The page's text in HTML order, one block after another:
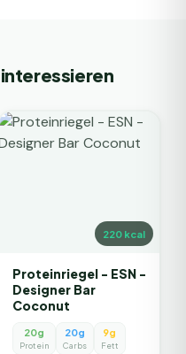
220kcal
Proteinriegel - ESN -
Designer Bar
Coconut
20g
Protein
20g
Carbs
9g
Fett